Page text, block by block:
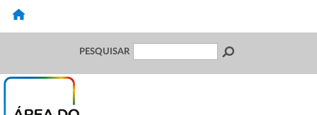
PESQUISAR